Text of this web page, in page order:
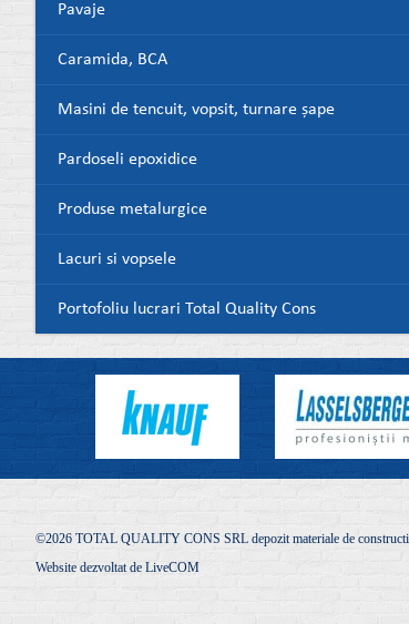
Pavaje
Caramida, BCA
Masini de tencuit, vopsit, turnare șape
Pardoseli epoxidice
Produse metalurgice
Lacuri si vopsele
Portofoliu lucrari Total Quality Cons
©2026 TOTAL QUALITY CONS SRL depozit materiale de
Website dezvoltat de LiveCOM